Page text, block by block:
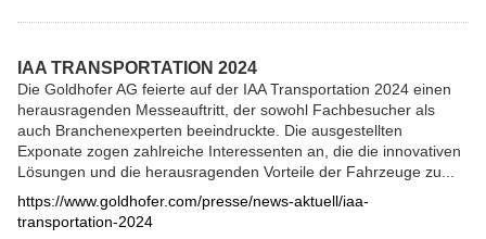
IAA TRANSPORTATION 2024
Die Goldhofer AG feierte auf der IAA Transportation 2024 einen
herausragenden Messeauftritt, der sowohl Fachbesucher als
auch Branchenexperten beeindruckte. Die ausgestellten
Exponate zogen zahlreiche Interessenten an, die die innovativen
Lösungen und die herausragenden Vorteile der Fahrzeuge zu...
https://www.goldhofer.com/presse/news-aktuell/iaa-
transportation-2024